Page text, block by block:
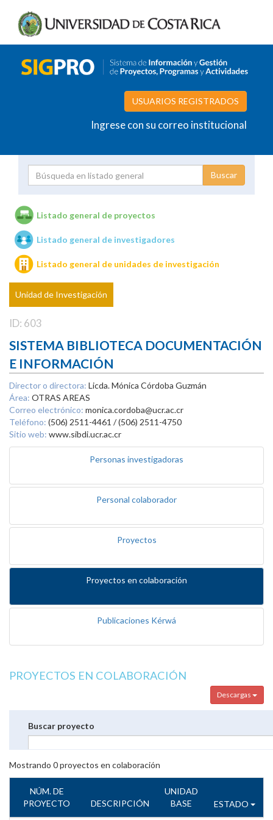
USUARIOS REGISTRADOS
Ingrese con su correo institucional
Unidades de investigación
Listado general de proyectos
Listado general de investigadores
Listado general de unidades de investigación
Unidad de Investigación
ID: 603
SISTEMA BIBLIOTECA DOCUMENTACIÓN
E INFORMACIÓN
Director o directora: Licda. Mónica Córdoba Guzmán
Área: OTRAS AREAS
Correo electrónico: monica.cordoba@ucr.ac.cr
Teléfono: (506) 2511-4461 / (506) 2511-4750
Sitio web: www.sibdi.ucr.ac.cr
Personas investigadoras
Personal colaborador
Proyectos
Proyectos en colaboración
Publicaciones Kérwá
PROYECTOS EN COLABORACIÓN
Descargas
Buscar proyecto
Mostrando 0proyectos en colaboración
NÚM. DE
PROYECTO
DESCRIPCIÓN
UNIDAD
BASE
ESTADO